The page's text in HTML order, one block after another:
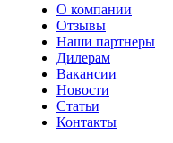
О компании
Отзывы
Наши партнеры
Дилерам
Вакансии
Новости
Статьи
Контакты